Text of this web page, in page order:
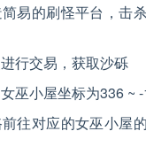
易的刷怪平台，击
行交易，获取沙砾
巫小屋坐标为336 ~
往对应的女巫小屋